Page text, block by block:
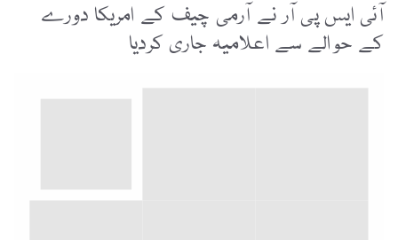
آئی ایس پی آر نے آرمی چیف کے امریکا دورے
کے حوالے سے اعلامیہ جاری کردیا